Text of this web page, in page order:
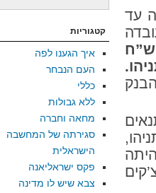
עד
למדינה על סך 4,000 ש”ח
קטגוריות
איך הגענו לפה
העם הנבחר
כללי
ללא גבולות
מחאה וחברה
סגירתה של המחשבה
הישראלית
פקס ישראליאנה
צבא שיש לו מדינה